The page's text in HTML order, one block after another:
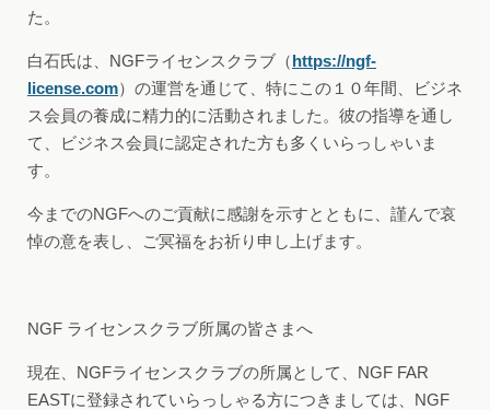
た。
白石氏は、NGFライセンスクラブ（https://ngf-
license.com）の運営を通じて、特にこの１０年間、ビジネ
ス会員の養成に精力的に活動されました。彼の指導を通し
て、ビジネス会員に認定された方も多くいらっしゃいま
す。
今までのNGFへのご貢献に感謝を示すとともに、謹んで哀
悼の意を表し、ご冥福をお祈り申し上げます。
NGF ライセンスクラブ所属の皆さまへ
現在、NGFライセンスクラブの所属として、NGF FAR
EASTに登録されていらっしゃる方につきましては、NGF